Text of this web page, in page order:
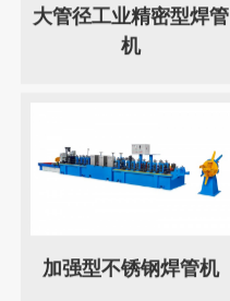
大管径工业精密型焊管
机
加强型不锈钢焊管机